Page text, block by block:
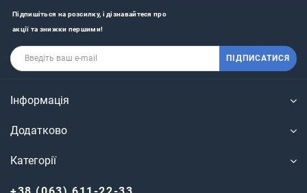
Підпишіться на розсилку, і дізнавайтеся про
акції та знижки першими!
ПІДПИСАТИСЯ
Інформація
Додатково
Категорії